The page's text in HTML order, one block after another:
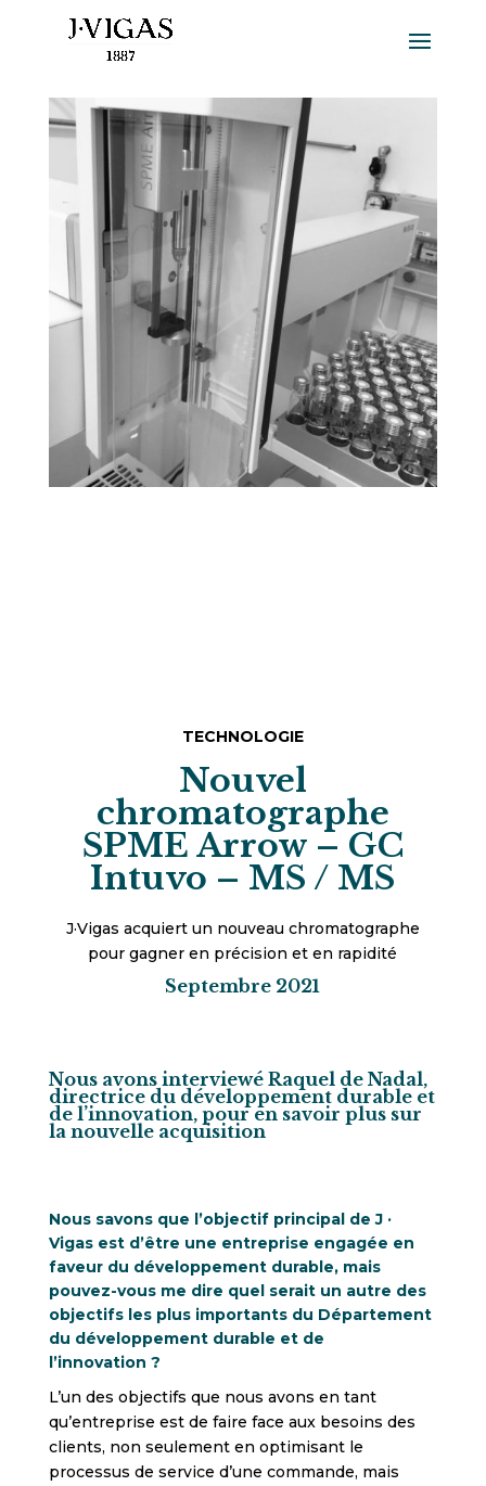
TECHNOLOGIE
Nouvel
chromatographe
SPME Arrow – GC
Intuvo – MS / MS
J·Vigas acquiert un nouveau chromatographe
pour gagner en précision et en rapidité
Septembre 2021
Nous avons interviewé Raquel de Nadal,
directrice du développement durable et
de l’innovation, pour en savoir plus sur
la nouvelle acquisition
Nous savons que l’objectif principal de J ·
Vigas est d’être une entreprise engagée en
faveur du développement durable, mais
pouvez-vous me dire quel serait un autre des
objectifs les plus importants du Département
du développement durable et de
l’innovation ?
L’un des objectifs que nous avons en tant
qu’entreprise est de faire face aux besoins des
clients, non seulement en optimisant le
processus de service d’une commande, mais